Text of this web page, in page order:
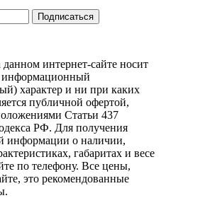
Подписаться
интернет-сайте носит
информационный
характер и ни при каких
публичной офертой,
Статьи 437
РФ. Для получения
информации о наличии,
габаритах и весе
по телефону. Все цены,
это рекомендованные